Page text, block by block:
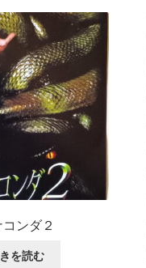
ンダ２
を読む